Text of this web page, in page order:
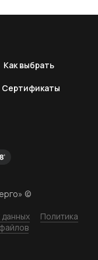
Как выбрать
Сертификаты
©
Политика